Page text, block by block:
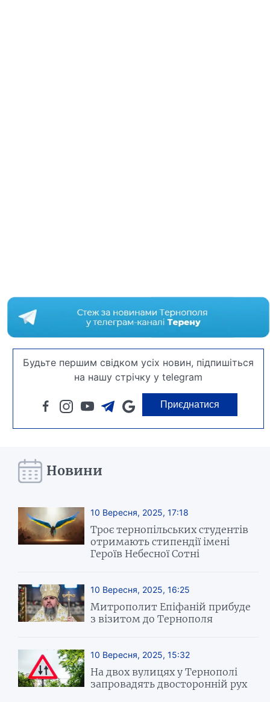
Будьте першим свідком усіх новин, підпишіться
на нашу стрічку у telegram
Приєднатися
Новини
10 Вересня, 2025, 17:18
Троє тернопільських студентів
отримають стипендії імені
Героїв Небесної Сотні
10 Вересня, 2025, 16:25
Митрополит Епіфаній прибуде
з візитом до Тернополя
10 Вересня, 2025, 15:32
На двох вулицях у Тернополі
запровадять двосторонній рух